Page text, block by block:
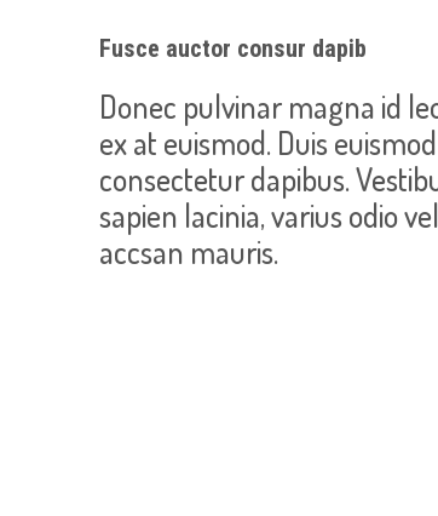
Fusce auctor consur dapib
Donec pulvinar magna id
ex at euismod. Duis
consectetur dapibus.
sapien lacinia, varius odio
accsan mauris.